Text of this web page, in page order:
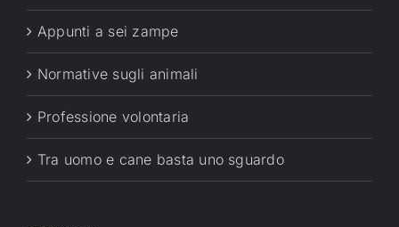
Appunti a sei zampe
Normative sugli animali
Professione volontaria
Tra uomo e cane basta uno sguardo